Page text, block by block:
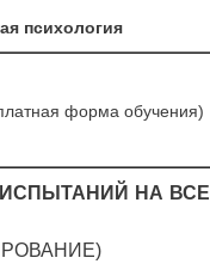
психология
форма обучения)
НА ВСЕ